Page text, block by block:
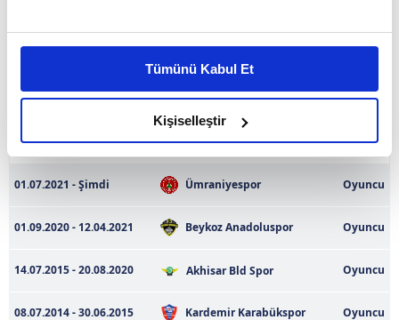
Bu çerezlere izin vermeniz halinde sizlere özel
daha iyi reklam deneyimi yaşatabiliriz. Bunu yaparken
amacımızın size daha iyi bir reklam deneyimi sunmak
olduğunu ve sizlere en iyi içerikleri sunabilmek adına
elimizden gelen çabayı gösterdiğimizi ve bu noktada,
reklamların maliyetlerimizi karşılamak noktasında tek gelir
kalemimiz olduğunu sizlere hatırlatmak isteriz.
Her halükârda, kullanıcılar, bu çerezlere izin vermedikleri
gösterilmeyecektir."
Sizlere daha iyi bir hizmet sunabilmek için İnternet
Tümünü Kabul Et
Kişiselleştir
Oyuncu Performansı Türkiye Kupası 25/26
Transfer Geçmişi
01.07.2021 - Şimdi Ümraniyespor Oyuncu
01.09.2020 - 12.04.2021 Beykoz Anadoluspor Oyuncu
14.07.2015 - 20.08.2020 Akhisar Bld Spor Oyuncu
08.07.2014 - 30.06.2015 Kardemir Karabükspor Oyuncu